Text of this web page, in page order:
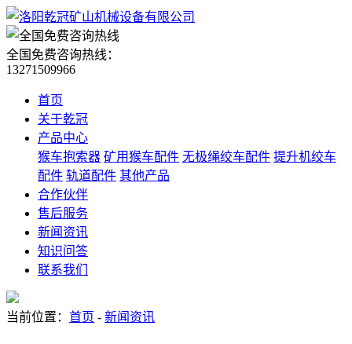
全国免费咨询热线：
13271509966
首页
关于乾冠
产品中心
猴车抱索器 矿用猴车配件 无极绳绞车配件 提升机绞车
配件 轨道配件 其他产品
合作伙伴
售后服务
新闻资讯
知识问答
联系我们
当前位置： 首页 - 新闻资讯